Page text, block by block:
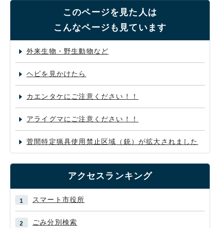
このページを見た人は
こんなページも見ています
外来生物・野生動物など
ヘビを見かけたら
カエンタケにご注意ください！！
アライグマにご注意ください！！
菅間特定猟具使用禁止区域（銃）が拡大されました
アクセスランキング
スマート市役所
ごみ分別検索